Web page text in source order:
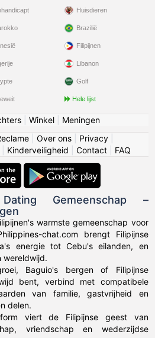
Huisdieren
Brazilië
Filipijnen
Libanon
Golf
Hele lijst
| Winkel| Meningen
Over ons Privacy
Kinderveiligheid Contact FAQ
Gemeenschap –
warmste gemeenschap voor
chat.com brengt Filipijnse
energie tot Cebu's eilanden, en
wereldwijd.
Baguio's bergen of Filipijnse
bent, verbind met compatibele
van familie, gastvrijheid en
delen.
viert de Filipijnse geest van
vriendschap en wederzijdse